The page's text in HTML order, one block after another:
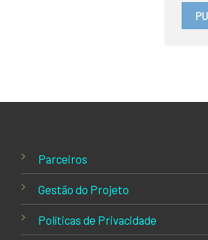
Parceiros
Gestão do Projeto
Políticas de Privacidade